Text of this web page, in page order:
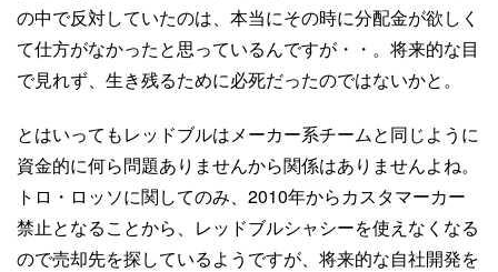
の中で反対していたのは、本当にその時に分配金が欲しく
て仕方がなかったと思っているんですが・・。将来的な目
で見れず、生き残るために必死だったのではないかと。
とはいってもレッドブルはメーカー系チームと同じように
資金的に何ら問題ありませんから関係はありませんよね。
トロ・ロッソに関してのみ、2010年からカスタマーカー
禁止となることから、レッドブルシャシーを使えなくなる
ので売却先を探しているようですが、将来的な自社開発を